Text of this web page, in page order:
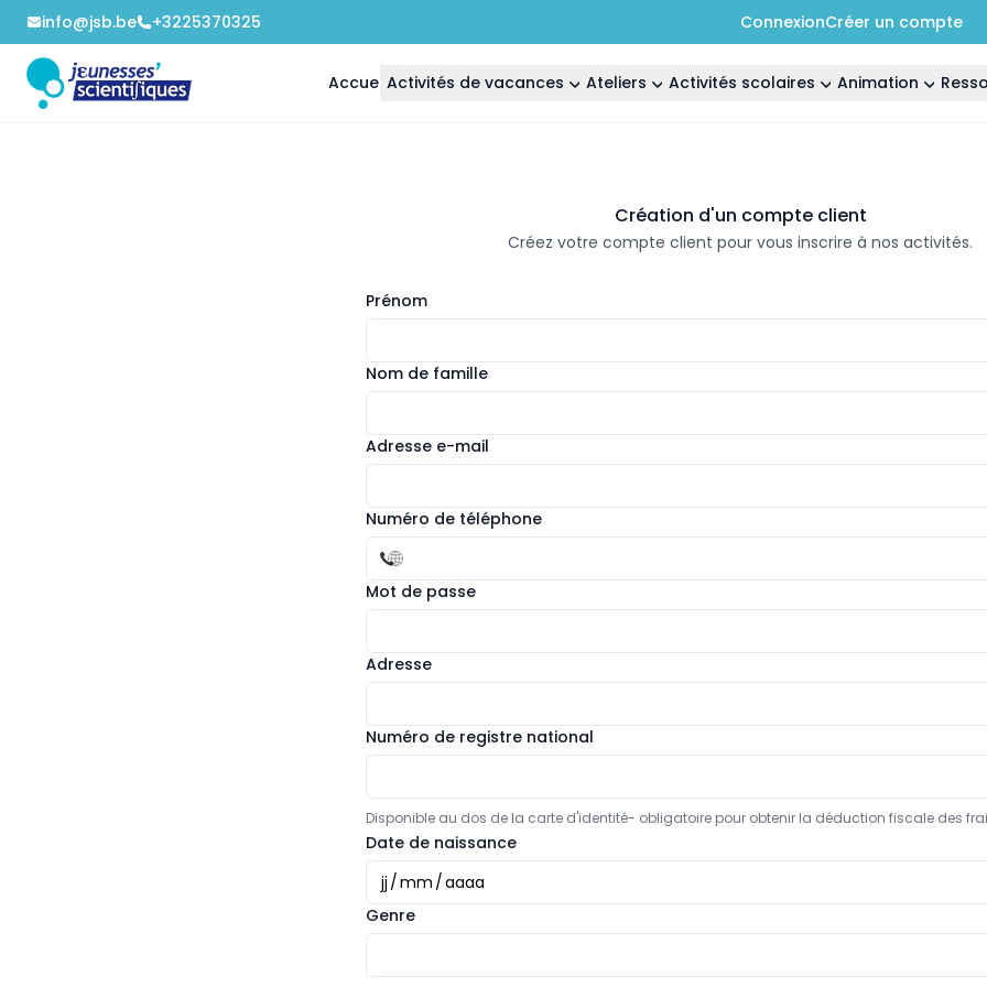
info@jsb.be +3225370325 ConnexionCréer un compte
Accueil Activités de vacances Ateliers Activités scolaires Animation
Création d'un compte client
Créez votre compte client pour vous inscrire à nos activités.
Prénom
Nom de famille
Adresse e-mail
Numéro de téléphone
Mot de passe
Adresse
Numéro de registre national
Disponible au dos de la carte d'identité- obligatoire pour obtenir la déduction fiscale des
Date de naissance
jj /mm /aaaa
Genre